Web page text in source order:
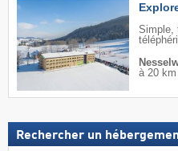
Simple,
à 20
Rechercher un